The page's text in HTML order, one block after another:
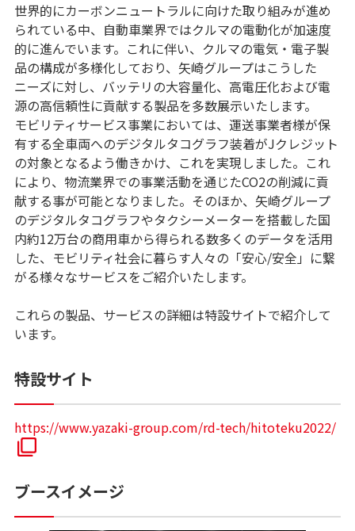
世界的にカーボンニュートラルに向けた取り組みが進め
られている中、自動車業界ではクルマの電動化が加速度
的に進んでいます。これに伴い、クルマの電気・電子製
品の構成が多様化しており、矢崎グループはこうした
ニーズに対し、バッテリの大容量化、高電圧化および電
源の高信頼性に貢献する製品を多数展示いたします。
モビリティサービス事業においては、運送事業者様が保
有する全車両へのデジタルタコグラフ装着がJクレジット
の対象となるよう働きかけ、これを実現しました。これ
により、物流業界での事業活動を通じたCO2の削減に貢
献する事が可能となりました。そのほか、矢崎グループ
のデジタルタコグラフやタクシーメーターを搭載した国
内約12万台の商用車から得られる数多くのデータを活用
した、モビリティ社会に暮らす人々の「安心/安全」に繋
がる様々なサービスをご紹介いたします。
これらの製品、サービスの詳細は特設サイトで紹介して
います。
特設サイト
https://www.yazaki-group.com/rd-tech/hitoteku2022/
ブースイメージ